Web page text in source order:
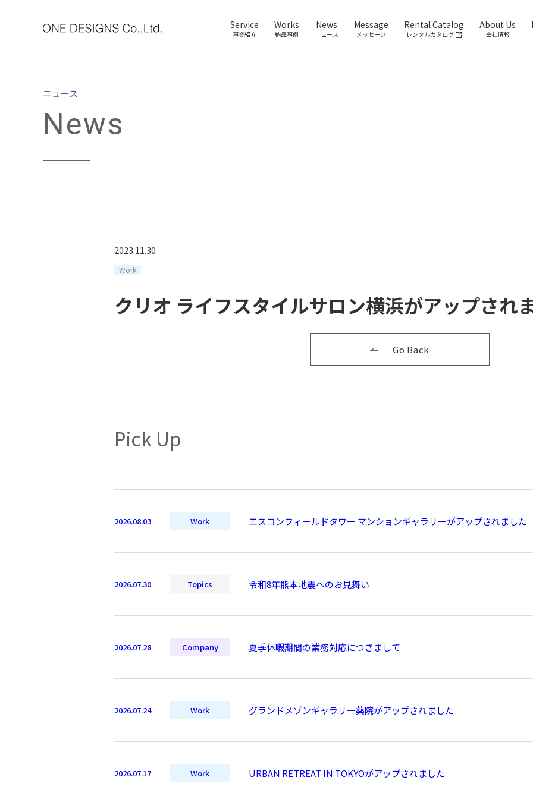
Service
事業紹介
Works
納品事例
News
ニュース
Message
メッセージ
Rental Catalog
レンタルカタログ
About Us
会社情報
ニュース
News
2023.11.30
Work
クリオ ライフスタイルサロン横浜がアップされ
Go Back
Pick Up
2026.08.03 Work エスコンフィールドタワー マンションギャラリーがアップされました
2026.07.30 Topics 令和8年熊本地震へのお見舞い
2026.07.28 Company 夏季休暇期間の業務対応につきまして
2026.07.24 Work グランドメゾンギャラリー薬院がアップされました
2026.07.17 Work URBAN RETREAT IN TOKYOがアップされました